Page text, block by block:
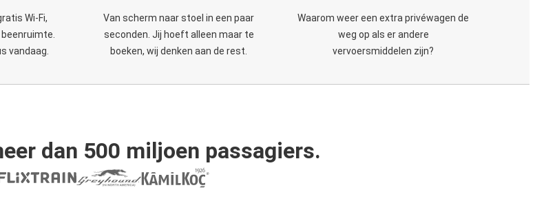
Wi-Fi,
vandaag.
Van scherm naar stoel in een paar
seconden. Jij hoeft alleen maar te
boeken, wij denken aan de rest.
Waarom weer een extra privéwagen de
weg op als er andere
vervoersmiddelen zijn?
dan 500 miljoen passagiers.